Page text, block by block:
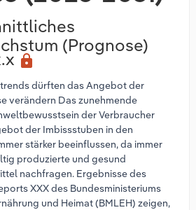
(Prognose)
lock
dürften das Angebot der
verändern Das zunehmende
der Verbraucher
der Imbissstuben in den
stärker beeinflussen, da immer
produzierte und gesund
nachfragen. Ergebnisse des
XXX des Bundesministeriums
und Heimat (BMLEH) zeigen,